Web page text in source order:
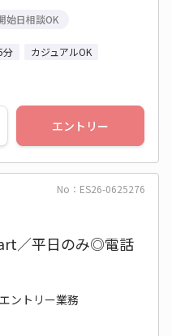
始日相談OK
分
カジュアルOK
エントリー
No：ES26-0625276
／平日のみ◎電話
ントリー業務